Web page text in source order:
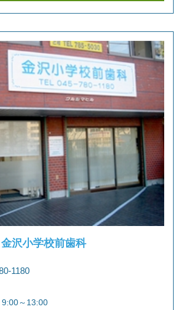
いただき、診療可能な時間があ
ていただきます。
ャンセルは遠慮なくお申し出くだ
良等の場合は、無理をなさらず
ください。
間を有効に活用し、適切な診療環
、皆様の温かいご理解とご協力
し上げます。
日のお知らせ
相談日が決まりましたのでお知ら
金沢小学校前歯科
1180
～13:00